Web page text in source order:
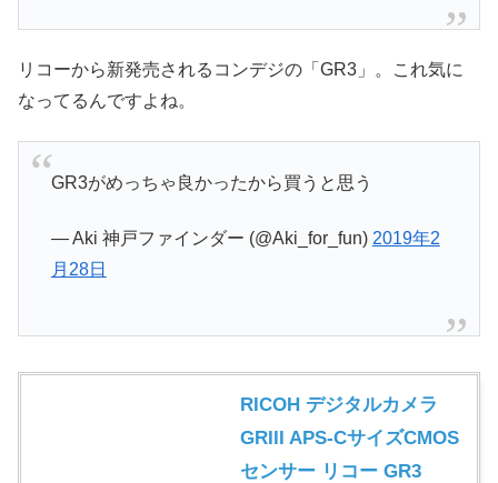
リコーから新発売されるコンデジの「GR3」。これ気に
なってるんですよね。
GR3がめっちゃ良かったから買うと思う
— Aki 神戸ファインダー (@Aki_for_fun) 2019年2
月28日
RICOH デジタルカメラ
GRIII APS-CサイズCMOS
センサー リコー GR3